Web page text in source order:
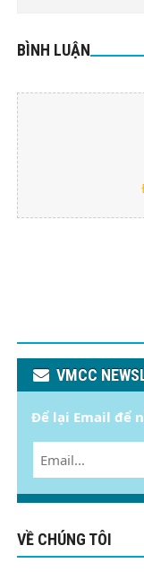
BÌNH LUẬN
VMCC
Để lại Email để
VỀ CHÚNG TÔI